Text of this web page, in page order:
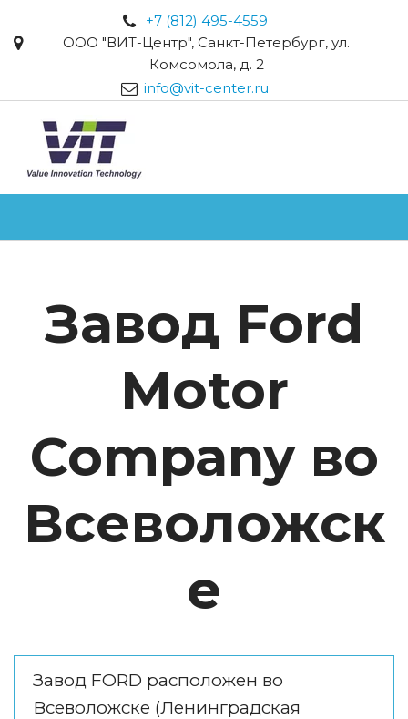
+7 (812) 495-4559
ООО "ВИТ-Центр", Санкт-Петербург, ул.
Комсомола, д. 2
info@vit-center.ru
Завод Ford
Motor
Company во
Всеволожск
е
Завод FORD расположен во
Всеволожске (Ленинградская